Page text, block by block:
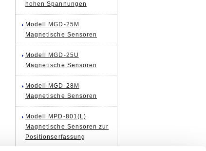
hohen Spannungen
Modell MGD-25M
Magnetische Sensoren
Modell MGD-25U
Magnetische Sensoren
Modell MGD-28M
Magnetische Sensoren
Modell MPD-801(L)
Magnetische Sensoren zur
Positionserfassung